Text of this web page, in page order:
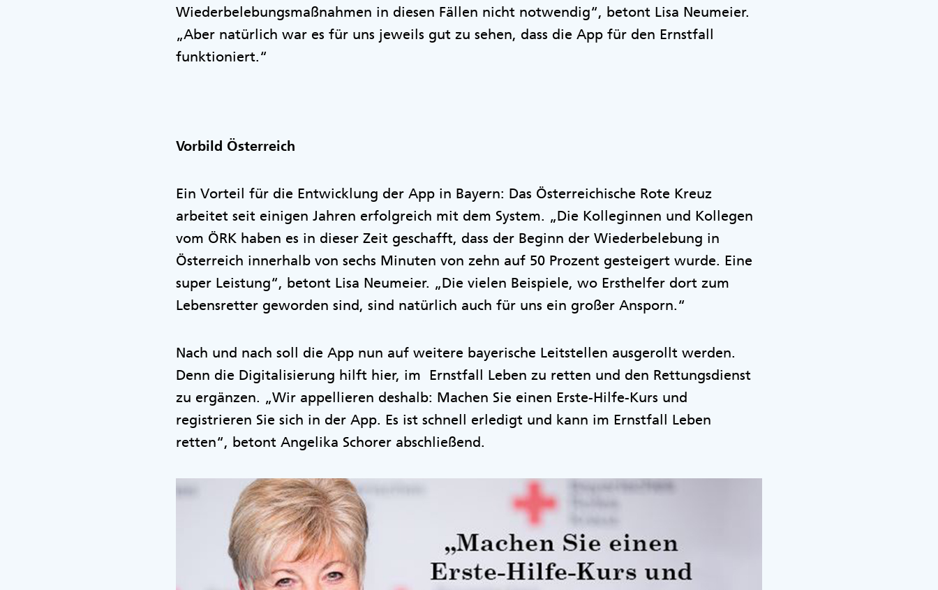
Wiederbelebungsmaßnahmen in diesen Fällen nicht notwendig“, betont Lisa Neumeier.
„Aber natürlich war es für uns jeweils gut zu sehen, dass die App für den Ernstfall
funktioniert.“
Vorbild Österreich
Ein Vorteil für die Entwicklung der App in Bayern: Das Österreichische Rote Kreuz
arbeitet seit einigen Jahren erfolgreich mit dem System. „Die Kolleginnen und Kollegen
vom ÖRK haben es in dieser Zeit geschafft, dass der Beginn der Wiederbelebung in
Österreich innerhalb von sechs Minuten von zehn auf 50 Prozent gesteigert wurde. Eine
super Leistung“, betont Lisa Neumeier. „Die vielen Beispiele, wo Ersthelfer dort zum
Lebensretter geworden sind, sind natürlich auch für uns ein großer Ansporn.“
Nach und nach soll die App nun auf weitere bayerische Leitstellen ausgerollt werden.
Denn die Digitalisierung hilft hier, im Ernstfall Leben zu retten und den Rettungsdienst
zu ergänzen. „Wir appellieren deshalb: Machen Sie einen Erste-Hilfe-Kurs und
registrieren Sie sich in der App. Es ist schnell erledigt und kann im Ernstfall Leben
retten“, betont Angelika Schorer abschließend.